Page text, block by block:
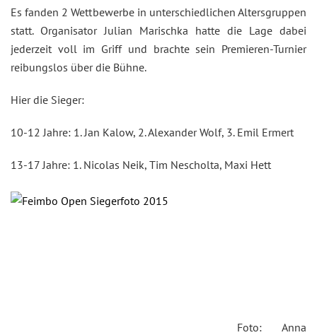
Es fanden 2 Wettbewerbe in unterschiedlichen Altersgruppen
statt. Organisator Julian Marischka hatte die Lage dabei
jederzeit voll im Griff und brachte sein Premieren-Turnier
reibungslos über die Bühne.
Hier die Sieger:
10-12 Jahre: 1. Jan Kalow, 2. Alexander Wolf, 3. Emil Ermert
13-17 Jahre: 1. Nicolas Neik, Tim Nescholta, Maxi Hett
Foto: Anna